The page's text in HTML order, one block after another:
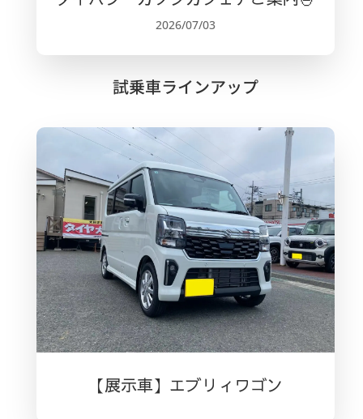
2026/07/03
試乗車ラインアップ
【展示車】エブリィワゴン